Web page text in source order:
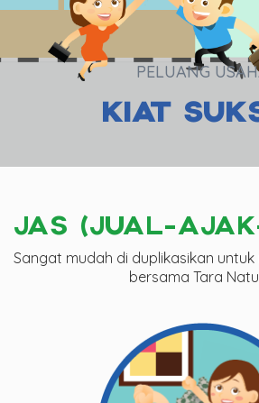
PELUANG
KIAT
JAS (JUAL-
Sangat mudah di duplikasikan
bersama Tara